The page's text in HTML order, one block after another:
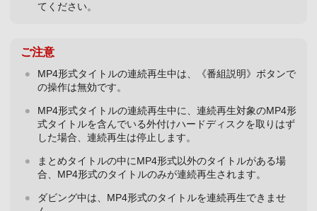
てください。
ご注意
MP4形式タイトルの連続再生中は、《番組説明》ボタンで
の操作は無効です。
MP4形式タイトルの連続再生中に、連続再生対象のMP4形
式タイトルを含んでいる外付けハードディスクを取りはず
した場合、連続再生は停止します。
まとめタイトルの中にMP4形式以外のタイトルがある場
合、MP4形式のタイトルのみが連続再生されます。
ダビング中は、MP4形式のタイトルを連続再生できませ